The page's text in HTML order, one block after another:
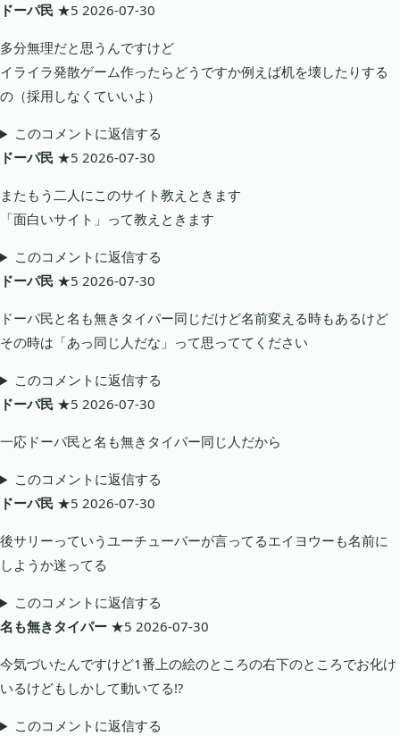
ドーパ民 ★5 2026-07-30
多分無理だと思うんですけど
イライラ発散ゲーム作ったらどうですか例えば机を壊したりする
の（採用しなくていいよ）
このコメントに返信する
ドーパ民 ★5 2026-07-30
またもう二人にこのサイト教えときます
「面白いサイト」って教えときます
このコメントに返信する
ドーパ民 ★5 2026-07-30
ドーパ民と名も無きタイパー同じだけど名前変える時もあるけど
その時は「あっ同じ人だな」って思っててください
このコメントに返信する
ドーパ民 ★5 2026-07-30
一応ドーパ民と名も無きタイパー同じ人だから
このコメントに返信する
ドーパ民 ★5 2026-07-30
後サリーっていうユーチューバーが言ってるエイヨウーも名前に
しようか迷ってる
このコメントに返信する
名も無きタイパー ★5 2026-07-30
今気づいたんですけど1番上の絵のところの右下のところでお化け
いるけどもしかして動いてる⁉️
このコメントに返信する